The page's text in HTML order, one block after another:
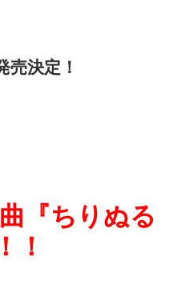
売決定！
『ちりぬる
！